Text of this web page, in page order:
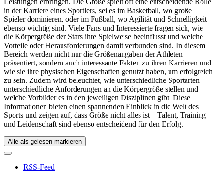
Leistungen erbringen. Die Größe spielt oft eine entscheidende Rolle
in der Karriere eines Sportlers, sei es im Basketball, wo große
Spieler dominieren, oder im Fußball, wo Agilität und Schnelligkeit
ebenso wichtig sind. Viele Fans und Interessierte fragen sich, wie
die Körpergröße der Stars ihre Spielweise beeinflusst und welche
Vorteile oder Herausforderungen damit verbunden sind. In diesem
Bereich werden nicht nur die Größenangaben der Athleten
präsentiert, sondern auch interessante Fakten zu ihren Karrieren und
wie sie ihre physischen Eigenschaften genutzt haben, um erfolgreich
zu sein. Zudem wird beleuchtet, wie unterschiedliche Sportarten
unterschiedliche Anforderungen an die Körpergröße stellen und
welche Vorbilder es in den jeweiligen Disziplinen gibt. Diese
Informationen bieten einen spannenden Einblick in die Welt des
Sports und zeigen auf, dass Größe nicht alles ist – Talent, Training
und Leidenschaft sind ebenso entscheidend für den Erfolg.
Alle als gelesen markieren
RSS-Feed